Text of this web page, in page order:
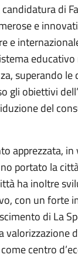
di
e
e
superando le
obiettivi
del
apprezzata,
portato la
ha inoltre
con un forte
di La
centro